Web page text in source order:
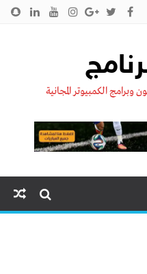
وبرامج الكمبيوتر المجانية